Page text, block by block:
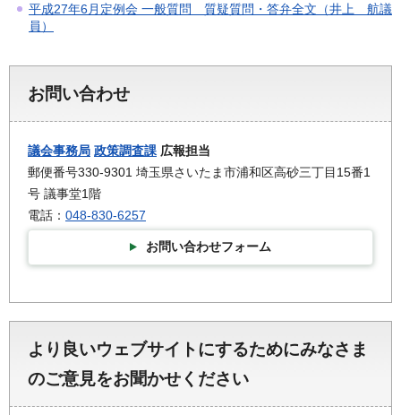
平成27年6月定例会 一般質問 質疑質問・答弁全文（井上 航議
員）
お問い合わせ
議会事務局 政策調査課 広報担当
郵便番号330-9301 埼玉県さいたま市浦和区高砂三丁目15番1
号 議事堂1階
電話： 048-830-6257
お問い合わせフォーム
より良いウェブサイトにするためにみなさま
のご意見をお聞かせください